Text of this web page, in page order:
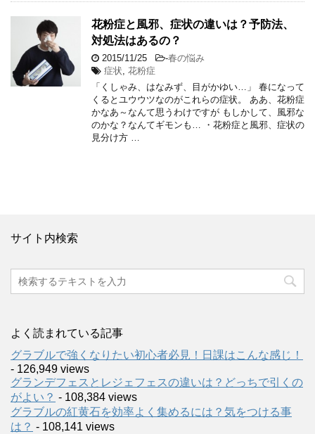
花粉症と風邪、症状の違いは？予防法、
対処法はあるの？
2015/11/25 -春の悩み
症状 花粉症
「くしゃみ、はなみず、目がかゆい…」 春になって
くるとユウウツなのがこれらの症状。 ああ、花粉症
かなあ～なんて思うわけですが もしかして、風邪な
のかな？なんてギモンも… ・花粉症と風邪、症状の
見分け方 …
サイト内検索
よく読まれている記事
グラブルで強くなりたい初心者必見！日課はこんな感じ！
- 126,949 views
グランデフェスとレジェフェスの違いは？どっちで引くの
がよい？ - 108,384 views
グラブルの紅黄石を効率よく集めるには？気をつける事
は？ - 108,141 views